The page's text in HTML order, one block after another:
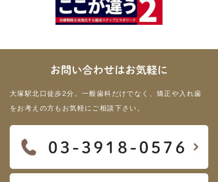
お問い合わせはお気軽に
大塚駅北口徒歩2分。一般歯科だけでなく、矯正や入れ歯
をお考えの方もお気軽にご相談下さい。